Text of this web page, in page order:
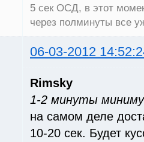
5 сек ОСД, в этот
через полминуты все
06-03-2012
Rimsky
1-2 минуты
на самом деле
10-20 сек. Будет